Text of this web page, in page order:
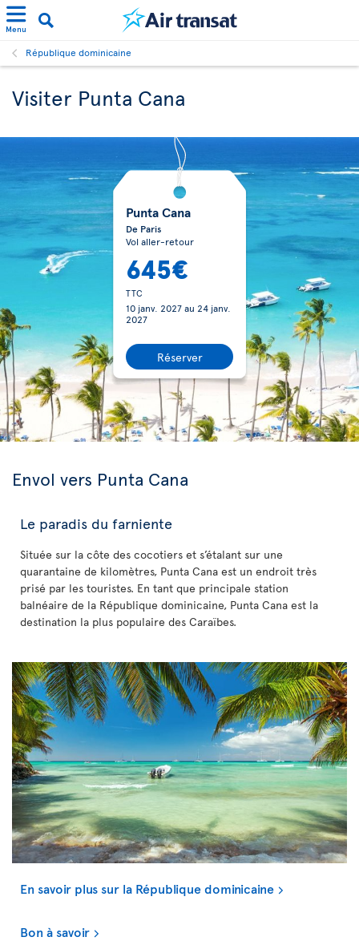
Menu
République dominicaine
Visiter Punta Cana
Punta Cana
De Paris
Vol aller-retour
645€
TTC
10 janv. 2027au 24 janv.
2027
Réserver
Envol vers Punta Cana
Le paradis du farniente
Située sur la côte des cocotiers et s’étalant sur une
quarantaine de kilomètres, Punta Cana est un endroit très
prisé par les touristes. En tant que principale station
balnéaire de la République dominicaine, Punta Cana est la
destination la plus populaire des Caraïbes.
En savoir plus sur la République dominicaine
Bon à savoir